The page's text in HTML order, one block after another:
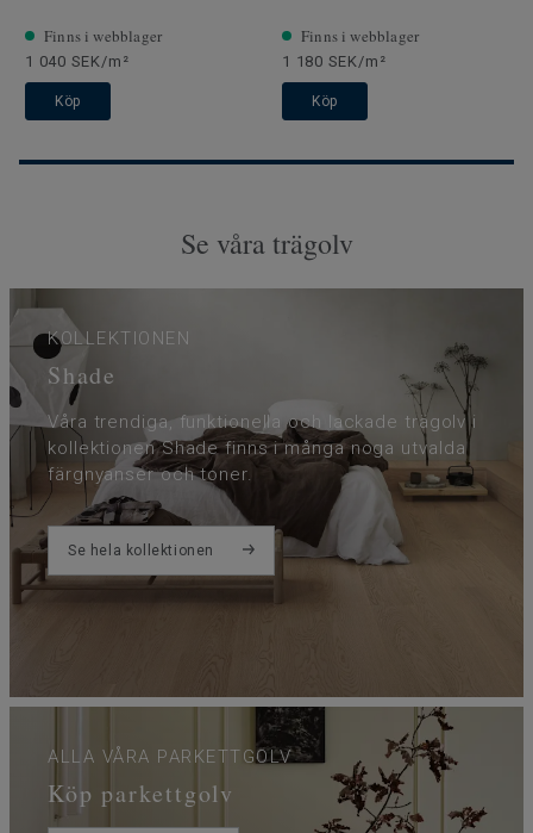
Finns i webblager
1 040 SEK/m²
Köp
Finns i webblager
1 180 SEK/m²
Köp
Se våra trägolv
KOLLEKTIONEN
Shade
Våra trendiga, funktionella och lackade trägolv i
kollektionen Shade finns i många noga utvalda
färgnyanser och toner.
Se hela kollektionen
ALLA VÅRA PARKETTGOLV
Köp parkettgolv